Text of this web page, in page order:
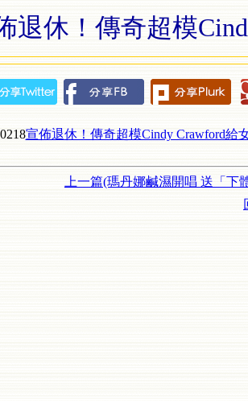
退休！傳奇超模
宣佈退休！傳奇超模Cindy Crawford給
上一篇(瑪丹娜鹹濕開唱 送「下